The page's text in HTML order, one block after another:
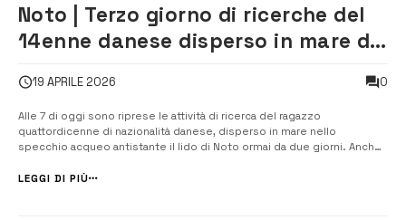
Noto | Terzo giorno di ricerche del
14enne danese disperso in mare da
19 APRILE 2026 0
Alle 7 di oggi sono riprese le attività di ricerca del ragazzo
quattordicenne di nazionalità danese, disperso in mare nello
specchio acqueo antistante il lido di Noto ormai da due giorni. Anche
center – MRSC- della Guardia costiera di Catania, quale coordinatore
LEGGI DI PIÙ